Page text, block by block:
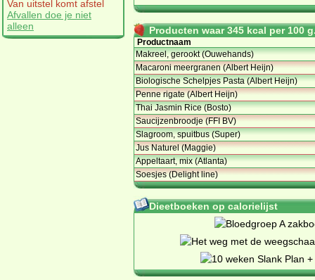
Van uitstel komt afstel
Afvallen doe je niet
alleen
Producten waar 345 kcal per 100
Productnaam
Makreel, gerookt (Ouwehands)
Macaroni meergranen (Albert Heijn)
Biologische Schelpjes Pasta (Albert Heijn)
Penne rigate (Albert Heijn)
Thai Jasmin Rice (Bosto)
Saucijzenbroodje (FFI BV)
Slagroom, spuitbus (Super)
Jus Naturel (Maggie)
Appeltaart, mix (Atlanta)
Soesjes (Delight line)
Dieetboeken op calorielijst